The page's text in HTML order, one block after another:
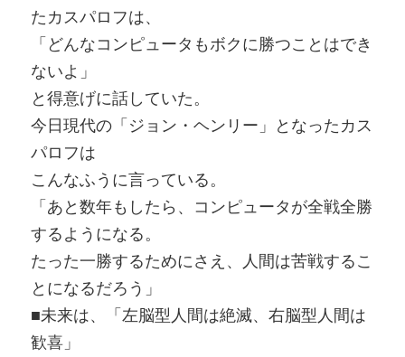
たカスパロフは、
「どんなコンピュータもボクに勝つことはでき
ないよ」
と得意げに話していた。
今日現代の「ジョン・ヘンリー」となったカス
パロフは
こんなふうに言っている。
「あと数年もしたら、コンピュータが全戦全勝
するようになる。
たった一勝するためにさえ、人間は苦戦するこ
とになるだろう」
■未来は、「左脳型人間は絶滅、右脳型人間は
歓喜」